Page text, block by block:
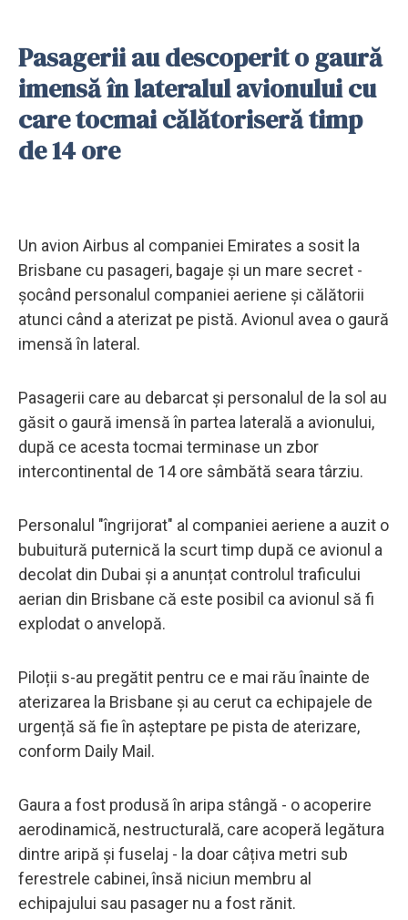
Pasagerii au descoperit o gaură
imensă în lateralul avionului cu
care tocmai călătoriseră timp
de 14 ore
Un avion Airbus al companiei Emirates a sosit la
Brisbane cu pasageri, bagaje și un mare secret -
șocând personalul companiei aeriene și călătorii
atunci când a aterizat pe pistă. Avionul avea o gaură
imensă în lateral.
Pasagerii care au debarcat și personalul de la sol au
găsit o gaură imensă în partea laterală a avionului,
după ce acesta tocmai terminase un zbor
intercontinental de 14 ore sâmbătă seara târziu.
Personalul "îngrijorat" al companiei aeriene a auzit o
bubuitură puternică la scurt timp după ce avionul a
decolat din Dubai și a anunțat controlul traficului
aerian din Brisbane că este posibil ca avionul să fi
explodat o anvelopă.
Piloții s-au pregătit pentru ce e mai rău înainte de
aterizarea la Brisbane și au cerut ca echipajele de
urgență să fie în așteptare pe pista de aterizare,
conform Daily Mail.
Gaura a fost produsă în aripa stângă - o acoperire
aerodinamică, nestructurală, care acoperă legătura
dintre aripă și fuselaj - la doar câțiva metri sub
ferestrele cabinei, însă niciun membru al
echipajului sau pasager nu a fost rănit.